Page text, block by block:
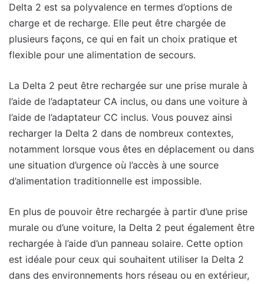
Delta 2 est sa polyvalence en termes d’options de
charge et de recharge. Elle peut être chargée de
plusieurs façons, ce qui en fait un choix pratique et
flexible pour une alimentation de secours.
La Delta 2 peut être rechargée sur une prise murale à
l’aide de l’adaptateur CA inclus, ou dans une voiture à
l’aide de l’adaptateur CC inclus. Vous pouvez ainsi
recharger la Delta 2 dans de nombreux contextes,
notamment lorsque vous êtes en déplacement ou dans
une situation d’urgence où l’accès à une source
d’alimentation traditionnelle est impossible.
En plus de pouvoir être rechargée à partir d’une prise
murale ou d’une voiture, la Delta 2 peut également être
rechargée à l’aide d’un panneau solaire. Cette option
est idéale pour ceux qui souhaitent utiliser la Delta 2
dans des environnements hors réseau ou en extérieur,